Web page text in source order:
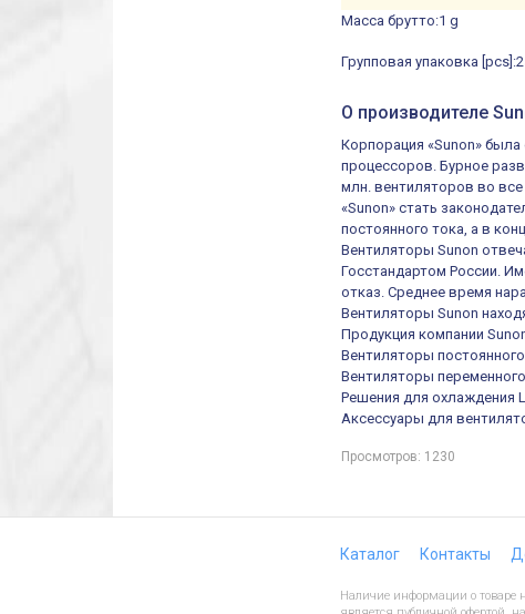
Масса брутто:1 g
Групповая упаковка [pcs]:
О производителе
Корпорация «Sunon»
процессоров. Бурное
млн. вентиляторов во
«Sunon» стать
постоянного тока, а в
Вентиляторы Sunon
Госстандартом России.
отказ. Среднее время
Вентиляторы Sunon
Продукция компании
Вентиляторы
Вентиляторы
Решения для охлаждения
Аксессуары для
Просмотров: 1230
Каталог Контакты
Наличие информации о товаре